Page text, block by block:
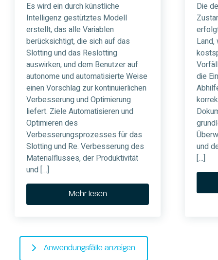
Es wird ein durch künstliche
Intelligenz gestütztes Modell
erstellt, das alle Variablen
berücksichtigt, die sich auf das
Slotting und das Reslotting
auswirken, und dem Benutzer auf
autonome und automatisierte Weise
einen Vorschlag zur kontinuierlichen
Verbesserung und Optimierung
liefert. Ziele Automatisieren und
Optimieren des
Verbesserungsprozesses für das
Slotting und Re. Verbesserung des
Materialflusses, der Produktivität
und […]
Mehr lesen
Die
die
und
[…]
Anwendungsfälle anzeigen